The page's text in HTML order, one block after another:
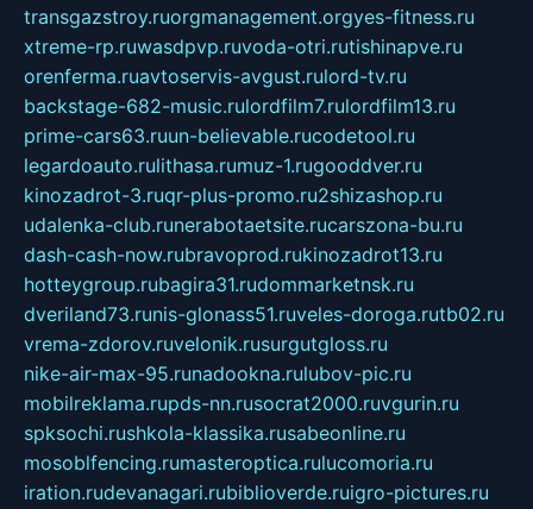
transgazstroy.ruorgmanagement.orgyes-fitness.ru
xtreme-rp.ruwasdpvp.ruvoda-otri.rutishinapve.ru
orenferma.ruavtoservis-avgust.rulord-tv.ru
backstage-682-music.rulordfilm7.rulordfilm13.ru
prime-cars63.ruun-believable.rucodetool.ru
legardoauto.rulithasa.rumuz-1.rugooddver.ru
kinozadrot-3.ruqr-plus-promo.ru2shizashop.ru
udalenka-club.runerabotaetsite.rucarszona-bu.ru
dash-cash-now.rubravoprod.rukinozadrot13.ru
hotteygroup.rubagira31.rudommarketnsk.ru
dveriland73.runis-glonass51.ruveles-doroga.rutb02.ru
vrema-zdorov.ruvelonik.rusurgutgloss.ru
nike-air-max-95.runadookna.rulubov-pic.ru
mobilreklama.rupds-nn.rusocrat2000.ruvgurin.ru
spksochi.rushkola-klassika.rusabeonline.ru
mosoblfencing.rumasteroptica.rulucomoria.ru
iration.rudevanagari.rubiblioverde.ruigro-pictures.ru